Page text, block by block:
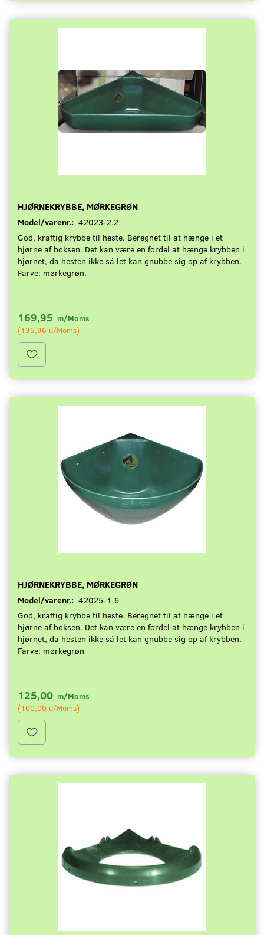
HJØRNEKRYBBE, MØRKEGRØN
Model/varenr.: 42023-2.2
God, kraftig krybbe til heste. Beregnet til at hænge i et
hjørne af boksen. Det kan være en fordel at hænge krybben i
hjørnet, da hesten ikke så let kan gnubbe sig op af krybben.
Farve: mørkegrøn.
169,95 m/Moms
(135,96 u/Moms)
HJØRNEKRYBBE, MØRKEGRØN
Model/varenr.: 42025-1.6
God, kraftig krybbe til heste. Beregnet til at hænge i et
hjørne af boksen. Det kan være en fordel at hænge krybben i
hjørnet, da hesten ikke så let kan gnubbe sig op af krybben.
Farve: mørkegrøn
125,00 m/Moms
(100,00 u/Moms)